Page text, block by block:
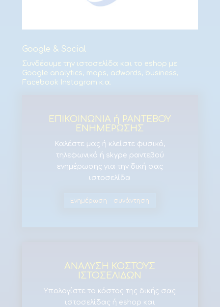
Google & Social
Συνδέουμε την ιστοσελίδα και το eshop με
Google analytics, maps, adwords, business,
Facebook Instagram κ.α.
ΕΠΙΚΟΙΝΩΝΙΑ ή ΡΑΝΤΕΒΟΥ
ΕΝΗΜΕΡΩΣΗΣ
Καλέστε μας ή κλείστε φυσικό,
τηλεφωνικό ή skype ραντεβού
ενημέρωσης για την δική σας
ιστοσελίδα
Ενημέρωση - συνάντηση
ΑΝΑΛΥΣΗ ΚΟΣΤΟΥΣ
ΙΣΤΟΣΕΛΙΔΩΝ
Υπολογίστε το κόστος της δικής σας
ιστοσελίδας ή eshop και